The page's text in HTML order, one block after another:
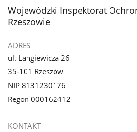
stopka
Wojewódzki Inspektorat
Rzeszowie
ADRES
ul. Langiewicza 26
35-101 Rzeszów
NIP 8131230176
Regon 000162412
KONTAKT